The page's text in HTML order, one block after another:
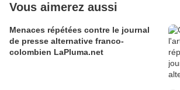
Vous aimerez aussi
Menaces répétées contre le journal
de presse alternative franco-
colombien LaPluma.net